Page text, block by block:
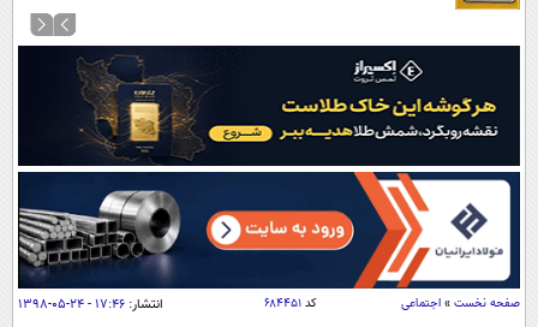
کردن
منو
نظرسنجی
آب و هوا
سواد زندگی
سیاسی
اقتصاد
صفحه نخست » اجتماعی کد۶۸۴۴۵۱ انتشار: ۱۷:۴۶ - ۲۴-۰۵-۱۳۹۸